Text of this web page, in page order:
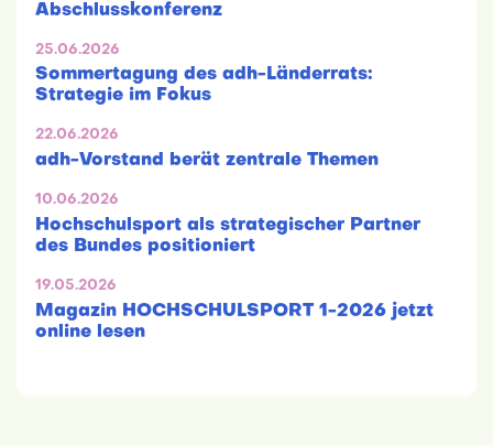
Abschlusskonferenz
25.06.2026
Sommertagung des adh-Länderrats:
Strategie im Fokus
22.06.2026
adh-Vorstand berät zentrale Themen
10.06.2026
Hochschulsport als strategischer Partner
des Bundes positioniert
19.05.2026
Magazin HOCHSCHULSPORT 1-2026 jetzt
online lesen